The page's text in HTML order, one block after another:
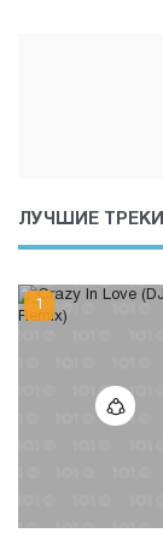
ЛУЧШИЕ ТРЕКИ